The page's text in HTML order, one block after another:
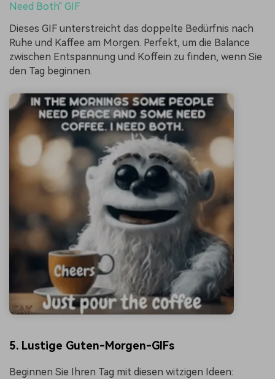
Need Both" GIF
Dieses GIF unterstreicht das doppelte Bedürfnis nach
Ruhe und Kaffee am Morgen. Perfekt, um die Balance
zwischen Entspannung und Koffein zu finden, wenn Sie
den Tag beginnen.
5. Lustige Guten-Morgen-GIFs
Beginnen Sie Ihren Tag mit diesen witzigen Ideen: